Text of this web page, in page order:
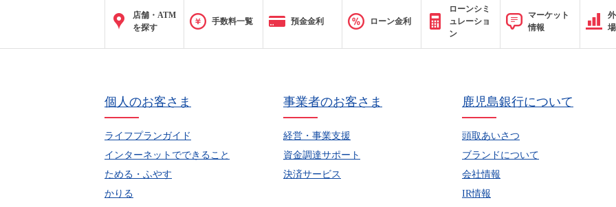
店舗・ATM
を探す
手数料一覧 預金金利 ローン金利
ローンシミ
ュレーショ
ン
マーケット
情報
場
個人のお客さま
ライフプランガイド
インターネットでできること
ためる・ふやす
かりる
事業者のお客さま
経営・事業支援
資金調達サポート
決済サービス
鹿児島銀行について
頭取あいさつ
ブランドについて
会社情報
IR情報